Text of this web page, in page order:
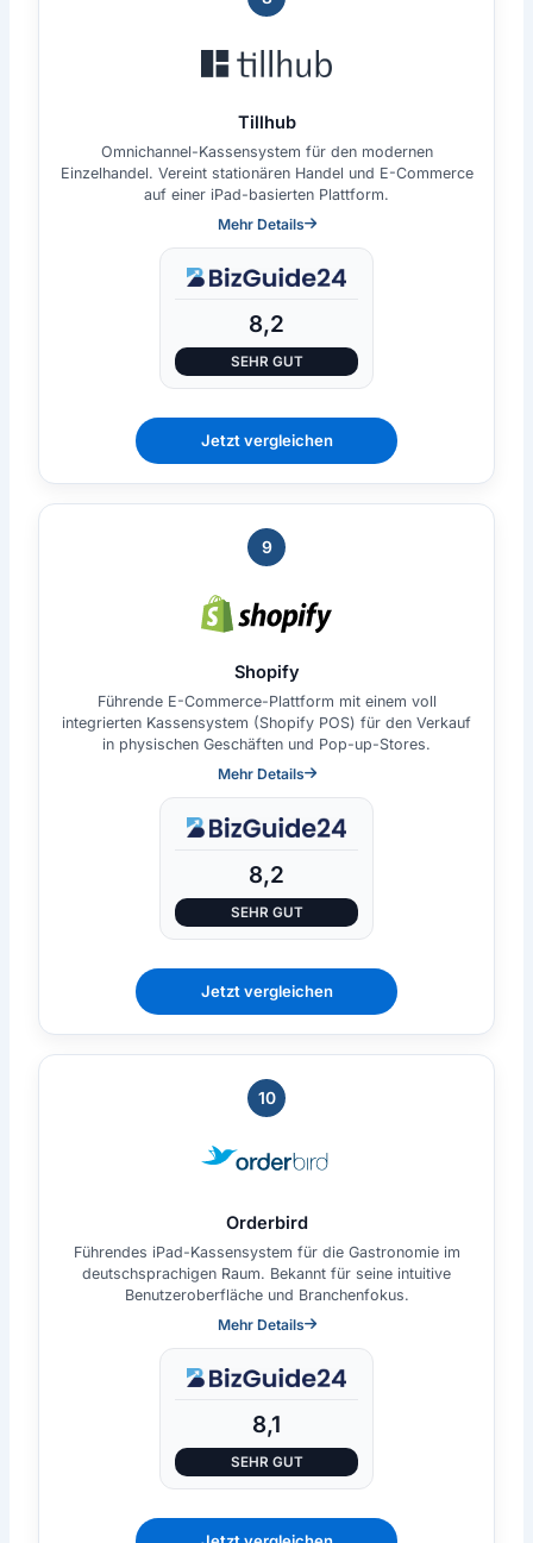
Tillhub
Omnichannel-Kassensystem für den modernen
Einzelhandel. Vereint stationären Handel und E-Commerce
auf einer iPad-basierten Plattform.
Mehr Details
8,2
SEHR GUT
Jetzt vergleichen
9
Shopify
Führende E-Commerce-Plattform mit einem voll
integrierten Kassensystem (Shopify POS) für den Verkauf
in physischen Geschäften und Pop-up-Stores.
Mehr Details
8,2
SEHR GUT
Jetzt vergleichen
10
Orderbird
Führendes iPad-Kassensystem für die Gastronomie im
deutschsprachigen Raum. Bekannt für seine intuitive
Benutzeroberfläche und Branchenfokus.
Mehr Details
8,1
SEHR GUT